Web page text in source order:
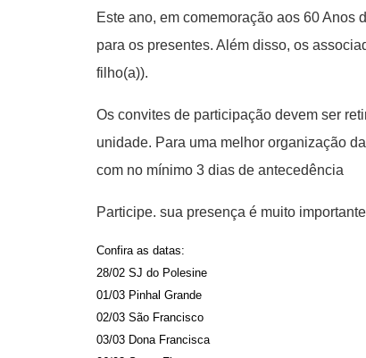
Este ano, em comemoração aos 60
para os presentes. Além disso, os
filho(a)).
Os convites de participação devem ser
unidade. Para uma melhor organização
com no mínimo 3 dias de antecedência
Participe. sua presença é muito
Confira as datas:
28/02 SJ do Polesine
01/03 Pinhal Grande
02/03 São Francisco
03/03 Dona Francisca